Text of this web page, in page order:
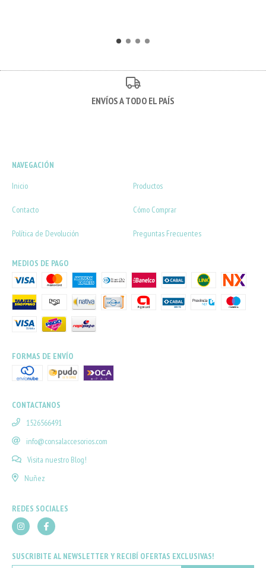
ENVÍOS A TODO EL PAÍS
NAVEGACIÓN
Inicio
Productos
Contacto Cómo Comprar
Política de Devolución Preguntas Frecuentes
MEDIOS DE PAGO
FORMAS DE ENVÍO
CONTACTANOS
1526566491
info@consalaccesorios.com
Visita nuestro Blog!
Nuñez
REDES SOCIALES
SUSCRIBITE AL NEWSLETTER Y RECIBÍ OFERTAS EXCLUSIVAS!